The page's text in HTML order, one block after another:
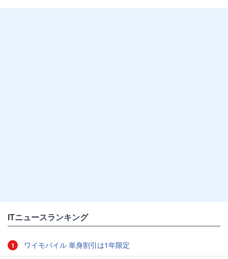
ITニュースランキング
1 ワイモバイル 単身割引は1年限定